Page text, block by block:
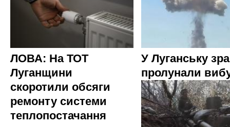
ЛОВА: На ТОТ
Луганщини
скоротили обсяги
ремонту системи
теплопостачання
У Луганську
пролунали